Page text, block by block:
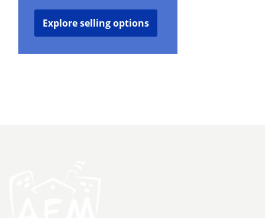
Explore selling options